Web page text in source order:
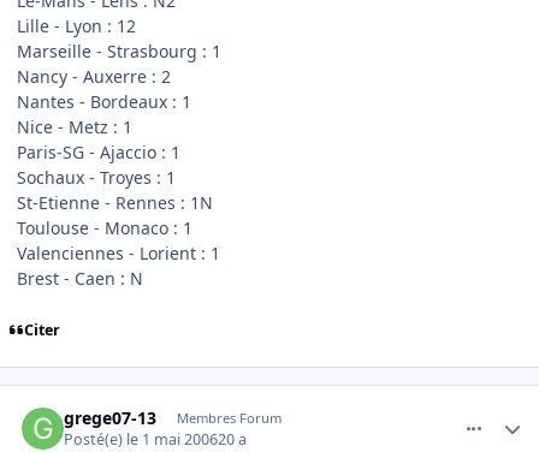
Lille - Lyon : 12
Marseille - Strasbourg : 1
Nancy - Auxerre : 2
Nantes - Bordeaux : 1
Nice - Metz : 1
Paris-SG - Ajaccio : 1
Sochaux - Troyes : 1
St-Etienne - Rennes : 1N
Toulouse - Monaco : 1
Valenciennes - Lorient : 1
Brest - Caen : N
Citer
grege07-13 Membres Forum
Posté(e) le 1 mai 200620 a